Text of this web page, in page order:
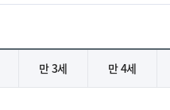
만 3세 만 4세